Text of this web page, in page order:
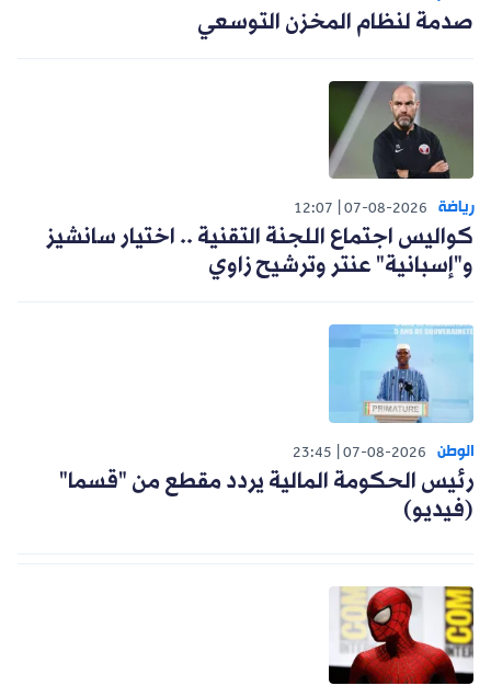
صدمة لنظام المخزن التوسعي
رياضة 07-08-2026
12:07
كواليس اجتماع اللجنة التقنية .. اختيار سانشيز
و"إسبانية" عنتر وترشيح زاوي
الوطن 07-08-2026
23:45
رئيس الحكومة المالية يردد مقطع من "قسما"
(فيديو)